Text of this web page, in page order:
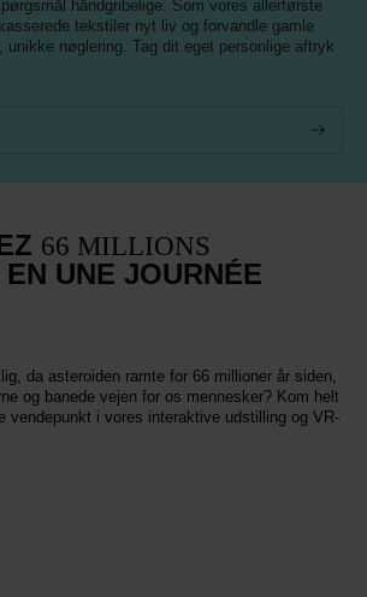
håndgribelige. Som vores allerførste
tekstiler nyt liv og forvandle gamle
unikke nøglering. Tag dit eget personlige aftryk
66 MILLIONS
UNE JOURNÉE
da asteroiden ramte for 66 millioner år siden,
og banede vejen for os mennesker? Kom helt
i vores interaktive udstilling og VR-